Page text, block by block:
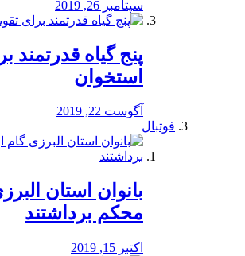
سپتامبر 26, 2019
پنج گیاه قدرتمند
استخوان
آگوست 22, 2019
فوتبال
بانوان استان
محكم برداشتند
اکتبر 15, 2019